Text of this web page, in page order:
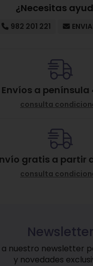
¿Necesitas
982 201 221
Envíos a península
consulta
gratis a partir
consulta
Newsletter
nuestro newsletter
y novedades